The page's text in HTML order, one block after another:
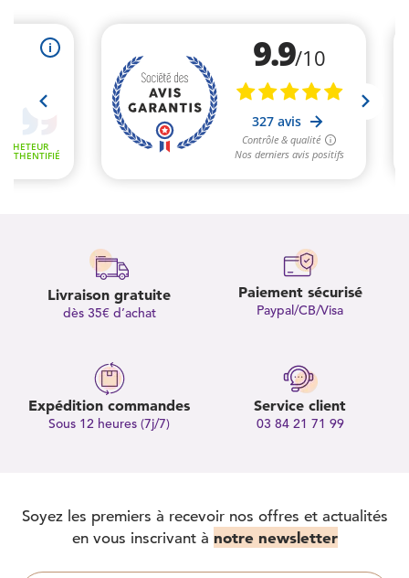
Livraison gratuite
dès 35€ d’achat
Paiement sécurisé
Paypal/CB/Visa
Expédition commandes
Sous 12 heures (7j/7)
Service client
03 84 21 71 99
Soyez les premiers à recevoir nos offres et actualités
en vous inscrivant à notre newsletter